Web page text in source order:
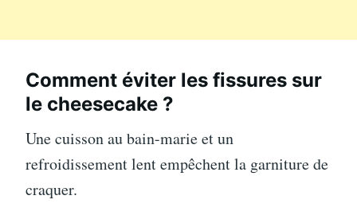
Comment éviter les fissures sur
le cheesecake ?
Une cuisson au bain-marie et un
refroidissement lent empêchent la garniture de
craquer.